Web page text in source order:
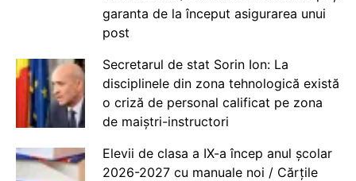
garanta de la început asigurarea unui
post
Secretarul de stat Sorin Ion: La
disciplinele din zona tehnologică există
o criză de personal calificat pe zona
de maiștri-instructori
Elevii de clasa a IX-a încep anul școlar
2026-2027 cu manuale noi / Cărțile